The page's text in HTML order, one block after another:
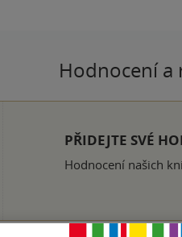
Hodnocení a
PŘIDEJTE SVÉ
Hodnocení našich